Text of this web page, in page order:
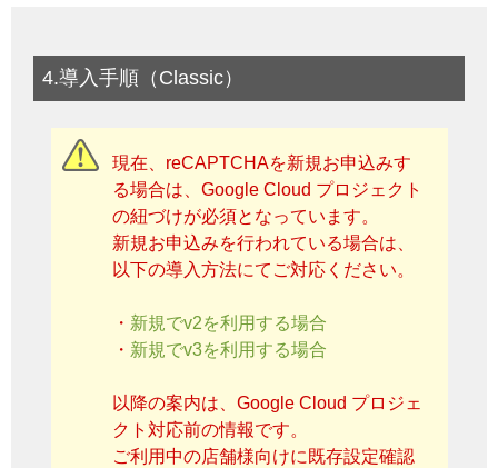
4.導入手順（Classic）
現在、reCAPTCHAを新規お申込みす
る場合は、Google Cloud プロジェクト
の紐づけが必須となっています。
新規お申込みを行われている場合は、
以下の導入方法にてご対応ください。
・ 新規でv2を利用する場合
・ 新規でv3を利用する場合
以降の案内は、Google Cloud プロジェ
クト対応前の情報です。
ご利用中の店舗様向けに既存設定確認